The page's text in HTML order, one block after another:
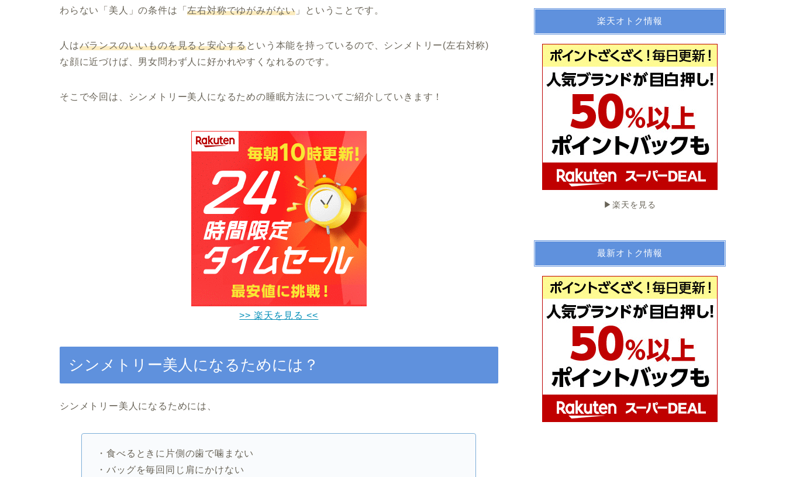
わらない「美人」の条件は「左右対称でゆがみがない 」ということです。
人はバランスのいいものを見ると安心するという本能を持っているので、シンメトリー(左右対称)
な顔に近づけば、男女問わず人に好かれやすくなれるのです。
そこで今回は、シンメトリー美人になるための睡眠方法についてご紹介していきます！
>> 楽天を見る <<
シンメトリー美人になるためには？
シンメトリー美人になるためには、
・食べるときに片側の歯で噛まない
・バッグを毎回同じ肩にかけない
楽天オトク情報
▶︎楽天を見る
最新オトク情報